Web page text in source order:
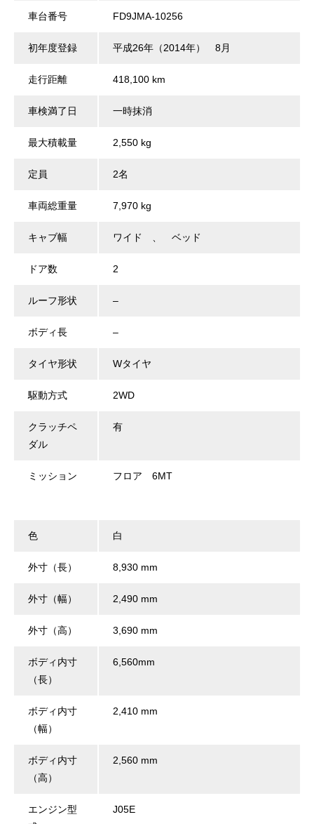
車台番号 FD9JMA-10256
初年度登録 平成26年（2014年） 8月
走行距離 418,100 km
車検満了日 一時抹消
最大積載量 2,550 kg
定員 2名
車両総重量 7,970 kg
キャブ幅 ワイド 、 ベッド
ドア数 2
ルーフ形状 –
ボディ長 –
タイヤ形状 Wタイヤ
駆動方式 2WD
クラッチペ
ダル
有
ミッション フロア 6MT
色 白
外寸（長） 8,930 mm
外寸（幅） 2,490 mm
外寸（高） 3,690 mm
ボディ内寸
（長）
6,560mm
ボディ内寸
（幅）
2,410 mm
ボディ内寸
（高）
2,560 mm
エンジン型
J05E